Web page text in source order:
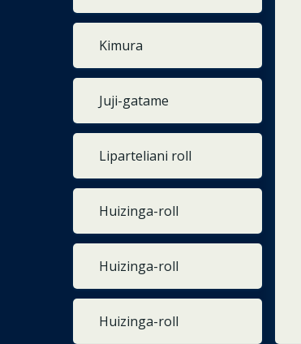
Kimura
Juji-gatame
Liparteliani roll
Huizinga-roll
Huizinga-roll
Huizinga-roll